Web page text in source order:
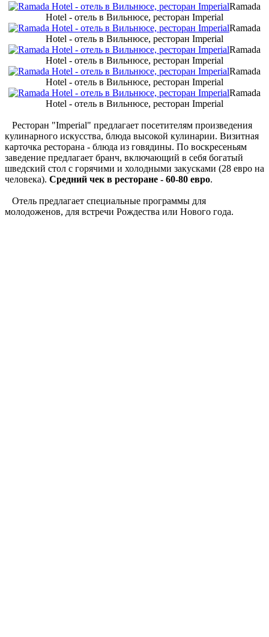
Ramada
Hotel - отель в Вильнюсе, ресторан Imperial
Ramada
Hotel - отель в Вильнюсе, ресторан Imperial
Ramada
Hotel - отель в Вильнюсе, ресторан Imperial
Ramada
Hotel - отель в Вильнюсе, ресторан Imperial
Ramada
Hotel - отель в Вильнюсе, ресторан Imperial
Ресторан "Imperial" предлагает посетителям произведения
кулинарного искусства, блюда высокой кулинарии. Визитная
карточка ресторана - блюда из говядины. По воскресеньям
заведение предлагает бранч, включающий в себя богатый
шведский стол с горячими и холодными закусками (28 евро на
человека). Средний чек в ресторане - 60-80 евро.
Отель предлагает специальные программы для
молодоженов, для встречи Рождества или Нового года.